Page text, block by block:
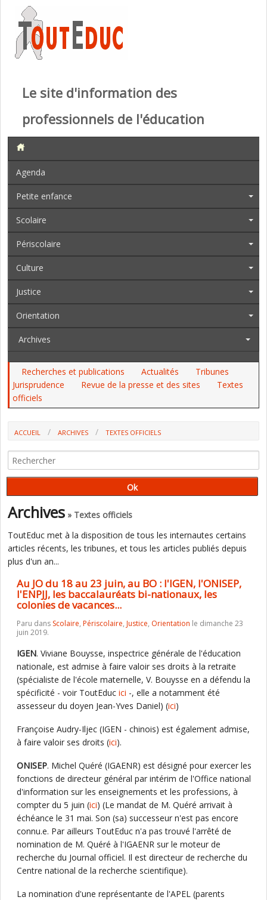
Le site d'information des
professionnels de l'éducation
Agenda
Petite enfance
Scolaire
Périscolaire
Culture
Justice
Orientation
Archives
Recherches et publications Actualités
Tribunes
Jurisprudence
Revue de la presse et des sites
Textes
officiels
ACCUEIL ARCHIVES
TEXTES OFFICIELS
BACCALAURÉATS BI-NATIONAUX, LES COLONIES DE VACANCES...
Archives » Textes officiels
ToutEduc met à la disposition de tous les internautes certains
articles récents, les tribunes, et tous les articles publiés depuis
plus d'un an...
Au JO du 18 au 23 juin, au BO : l'IGEN, l'ONISEP,
l'ENPJJ, les baccalauréats bi-nationaux, les
colonies de vacances...
Paru dans Scolaire, Périscolaire, Justice, Orientation le dimanche 23
juin 2019.
IGEN. Viviane Bouysse, inspectrice générale de l'éducation
nationale, est admise à faire valoir ses droits à la retraite
(spécialiste de l'école maternelle, V. Bouysse en a défendu la
spécificité - voir ToutEduc ici -, elle a notamment été
assesseur du doyen Jean-Yves Daniel) (ici)
Françoise Audry-Iljec (IGEN - chinois) est également admise,
à faire valoir ses droits (ici).
ONISEP. Michel Quéré (IGAENR) est désigné pour exercer les
fonctions de directeur général par intérim de l'Office national
d'information sur les enseignements et les professions, à
compter du 5 juin (ici) (Le mandat de M. Quéré arrivait à
échéance le 31 mai. Son (sa) successeur n'est pas encore
connu.e. Par ailleurs ToutEduc n'a pas trouvé l'arrêté de
nomination de M. Quéré à l'IGAENR sur le moteur de
recherche du Journal officiel. Il est directeur de recherche du
Centre national de la recherche scientifique).
La nomination d'une représentante de l'APEL (parents